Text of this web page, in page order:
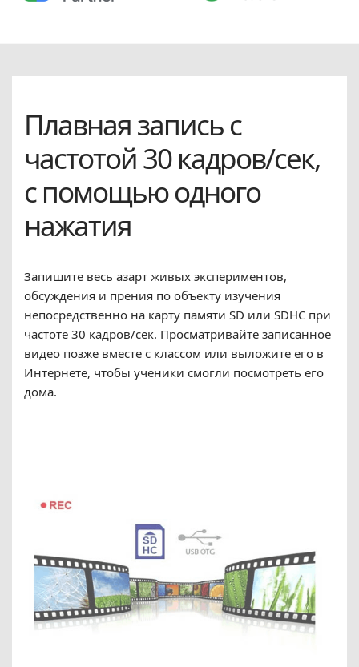
Плавная запись с
частотой 30 кадров/сек,
с помощью одного
нажатия
Запишите весь азарт живых экспериментов,
обсуждения и прения по объекту изучения
непосредственно на карту памяти SD или SDHC при
частоте 30 кадров/сек. Просматривайте записанное
видео позже вместе с классом или выложите его в
Интернете, чтобы ученики смогли посмотреть его
дома.